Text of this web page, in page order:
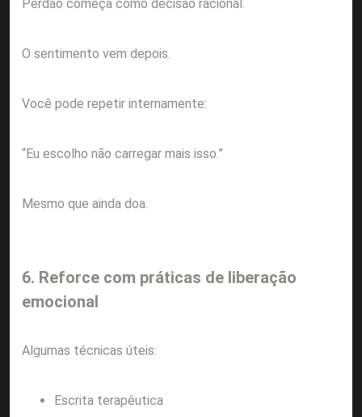
Perdão começa como decisão racional.
O sentimento vem depois.
Você pode repetir internamente:
“Eu escolho não carregar mais isso.”
Mesmo que ainda doa.
6. Reforce com práticas de liberação
emocional
Algumas técnicas úteis:
Escrita terapêutica